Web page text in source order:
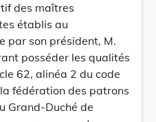
des maîtres
établis au
par son président, M.
posséder les qualités
62, alinéa 2 du code
fédération des patrons
Grand-Duché de